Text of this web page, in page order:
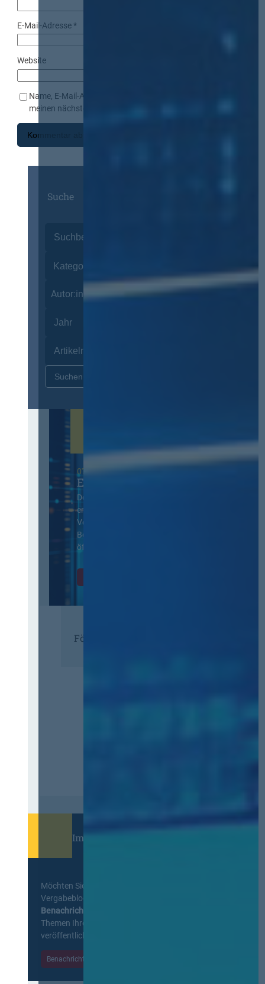
E-Mail-Adresse*
Website
Name, E-Mail-Adresse und Website in diesem Browser für
meinen nächsten Kommentar speichern.
Suche
Autor:innen
07. Oktober 2026 in Berlin
EVB-IT Thementag
Der Thementag für die
ergänzenden
Vertragsbedingungen von IT-
Beschaffung in der
öffentlichen Verwaltung
Förderer
Immer informiert bleiben!
Möchten Sie keine Neuigkeiten aus dem
Vergabeblog verpassen? Per
Benachrichtigung
Themen Ihrer Wahl, sobald neue Beiträge
veröffentlicht werden.
Benachrichtigungen aktivieren